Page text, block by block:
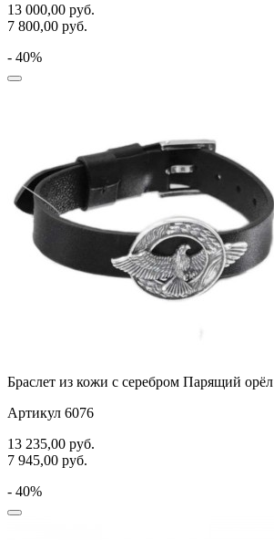
13 000,00 руб.
7 800,00 руб.
- 40%
Браслет из кожи с серебром Парящий орёл
Артикул 6076
13 235,00 руб.
7 945,00 руб.
- 40%